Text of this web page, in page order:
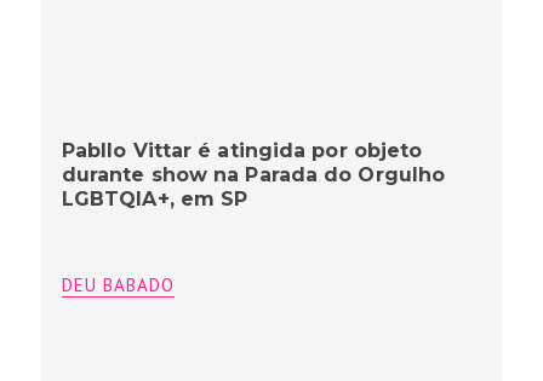
Pabllo Vittar é atingida por objeto
durante show na Parada do Orgulho
LGBTQIA+, em SP
DEU BABADO